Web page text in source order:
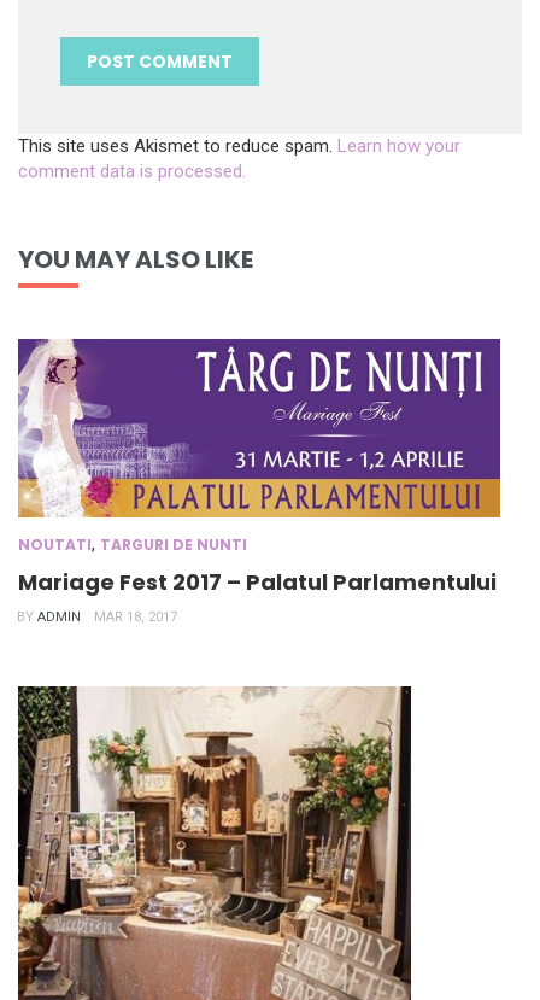
This site uses Akismet to reduce spam. Learn how your
comment data is processed.
YOU MAY ALSO LIKE
NOUTATI, TARGURI DE NUNTI
Mariage Fest 2017 – Palatul Parlamentului
BY ADMIN MAR 18, 2017